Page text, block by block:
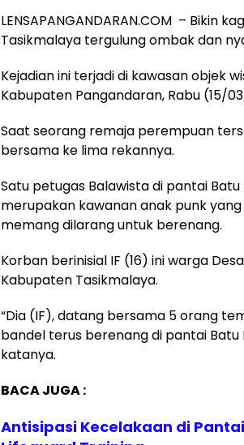
LENSAPANGANDARAN.COM – Bikin
Tasikmalaya tergulung ombak dan
Kejadian ini terjadi di kawasan objek
Kabupaten Pangandaran, Rabu (15/
Saat seorang remaja perempuan
bersama ke lima rekannya.
Satu petugas Balawista di pantai
merupakan kawanan anak punk
memang dilarang untuk berenang.
Korban berinisial IF (16) ini warga
Kabupaten Tasikmalaya.
“Dia (IF), datang bersama 5 orang
bandel terus berenang di pantai Batu
katanya.
BACA JUGA :
Antisipasi Kecelakaan di